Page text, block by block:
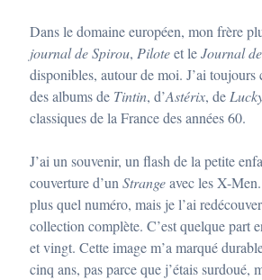
Dans le domaine européen, mon frère
journal de Spirou, Piloteet leJournal
disponibles, autour de moi. J’ai
des albums de Tintin, d’Astérix, de
classiques de la France des années 60.
J’ai un souvenir, un flash de la petite
couverture d’unStrangeavec les X-
plus quel numéro, mais je l’ai
collection complète. C’est quelque part
et vingt. Cette image m’a marqué
cinq ans, pas parce que j’étais surdoué,